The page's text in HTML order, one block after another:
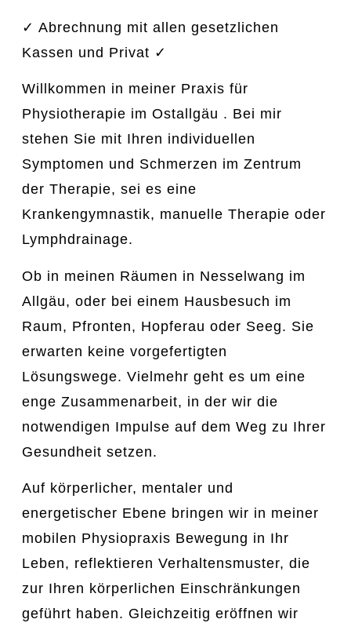
✓ Abrechnung mit allen gesetzlichen
Kassen und Privat ✓
Willkommen in meiner Praxis für
Physiotherapie im Ostallgäu . Bei mir
stehen Sie mit Ihren individuellen
Symptomen und Schmerzen im Zentrum
der Therapie, sei es eine
Krankengymnastik, manuelle Therapie oder
Lymphdrainage.
Ob in meinen Räumen in Nesselwang im
Allgäu, oder bei einem Hausbesuch im
Raum, Pfronten, Hopferau oder Seeg. Sie
erwarten keine vorgefertigten
Lösungswege. Vielmehr geht es um eine
enge Zusammenarbeit, in der wir die
notwendigen Impulse auf dem Weg zu Ihrer
Gesundheit setzen.
Auf körperlicher, mentaler und
energetischer Ebene bringen wir in meiner
mobilen Physiopraxis Bewegung in Ihr
Leben, reflektieren Verhaltensmuster, die
zur Ihren körperlichen Einschränkungen
geführt haben. Gleichzeitig eröffnen wir